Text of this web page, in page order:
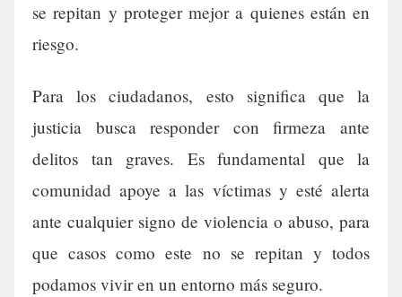
se repitan y proteger mejor a quienes están en
riesgo.
Para los ciudadanos, esto significa que la
justicia busca responder con firmeza ante
delitos tan graves. Es fundamental que la
comunidad apoye a las víctimas y esté alerta
ante cualquier signo de violencia o abuso, para
que casos como este no se repitan y todos
podamos vivir en un entorno más seguro.